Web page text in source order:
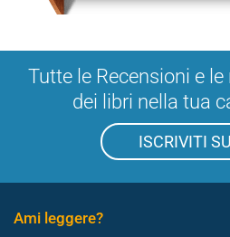
Tutte le Recensioni e
dei libri nella tua
ISCRIVITI
Ami leggere?